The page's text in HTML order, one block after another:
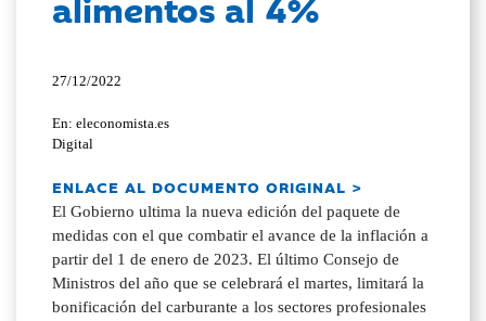
27/12/2022
En: eleconomista.es
Digital
ENLACE AL DOCUMENTO ORIGINAL >
El Gobierno ultima la nueva edición del paquete de
medidas con el que combatir el avance de la inflación a
partir del 1 de enero de 2023. El último Consejo de
Ministros del año que se celebrará el martes, limitará la
bonificación del carburante a los sectores profesionales